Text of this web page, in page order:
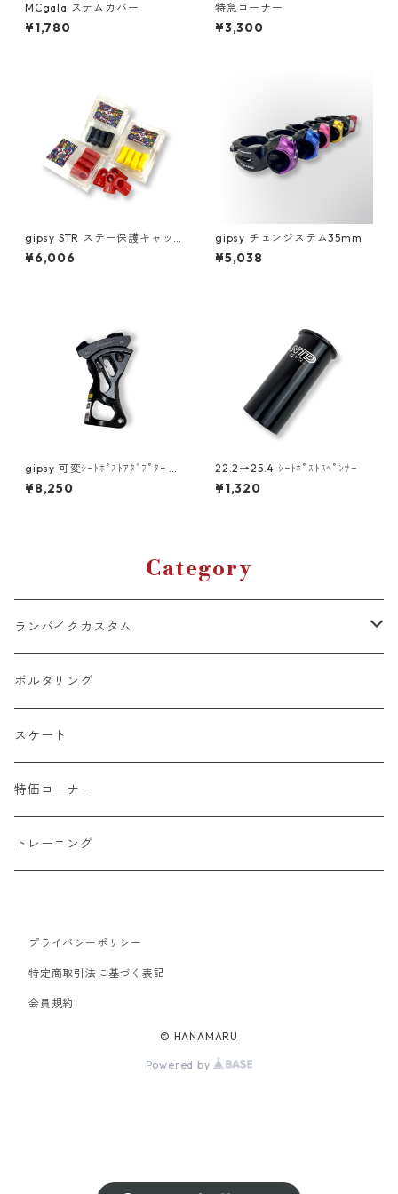
MCgala ステムカバー
¥1,780
特急コーナー
¥3,300
gipsy STR ステー保護キャッ
プ
¥6,006
gipsy チェンジステム35mm
¥5,038
gipsy 可変ｼｰﾄﾎﾟｽﾄｱﾀﾞﾌﾟﾀｰ ﾌﾗ
ｯﾄ
¥8,250
22.2→25.4 ｼｰﾄﾎﾟｽﾄｽﾍﾟﾝｻｰ
¥1,320
Category
ランバイクカスタム
ホイール周り（チューブ・タイヤ含む）
ヘッドギア周り
ハンドル周り
シート周り
作業・工賃
ボルダリング
スケート
特価コーナー
トレーニング
プライバシーポリシー
特定商取引法に基づく表記
会員規約
© HANAMARU
Powered by